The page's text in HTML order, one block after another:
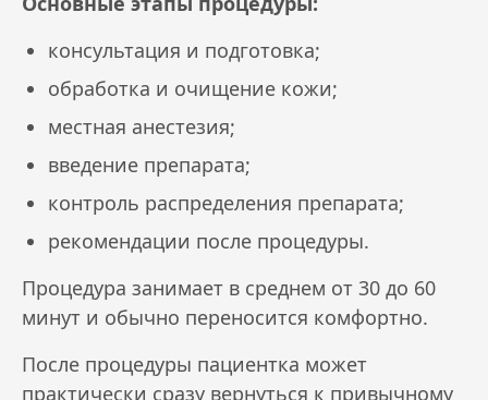
консультация и подготовка;
обработка и очищение кожи;
местная анестезия;
введение препарата;
контроль распределения препарата;
рекомендации после процедуры.
Процедура занимает в среднем от 30 до 60
минут и обычно переносится комфортно.
После процедуры пациентка может
практически сразу вернуться к привычному